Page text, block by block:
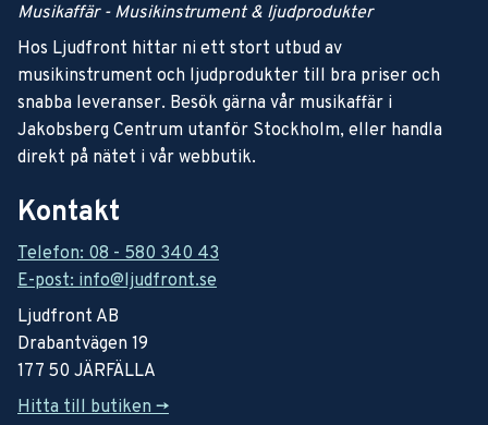
Musikaffär - Musikinstrument & ljudprodukter
Hos Ljudfront hittar ni ett stort utbud av
musikinstrument och ljudprodukter till bra priser och
snabba leveranser. Besök gärna vår musikaffär i
Jakobsberg Centrum utanför Stockholm, eller handla
direkt på nätet i vår webbutik.
Kontakt
Telefon: 08 - 580 340 43
E-post: info@ljudfront.se
Ljudfront AB
Drabantvägen 19
177 50 JÄRFÄLLA
Hitta till butiken ->